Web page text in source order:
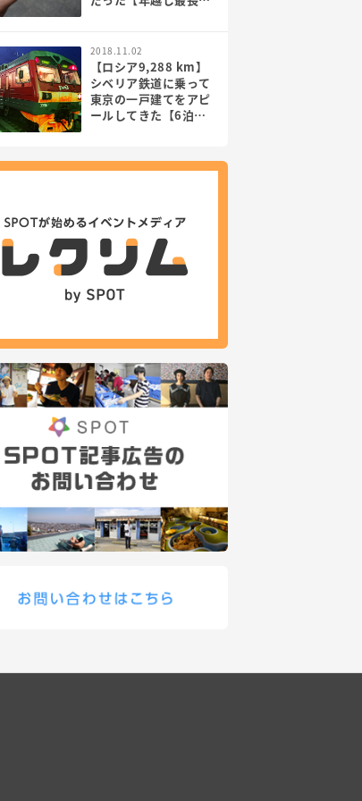
2018.11.02
【ロシア9,288 km】
シベリア鉄道に乗って
東京の一戸建てをアピ
ールしてきた【6泊7